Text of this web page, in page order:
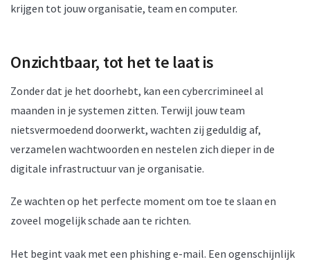
krijgen tot jouw organisatie, team en computer.
Onzichtbaar, tot het te laat is
Zonder dat je het doorhebt, kan een cybercrimineel al
maanden in je systemen zitten. Terwijl jouw team
nietsvermoedend doorwerkt, wachten zij geduldig af,
verzamelen wachtwoorden en nestelen zich dieper in de
digitale infrastructuur van je organisatie.
Ze wachten op het perfecte moment om toe te slaan en
zoveel mogelijk schade aan te richten.
Het begint vaak met een phishing e-mail. Een ogenschijnlijk